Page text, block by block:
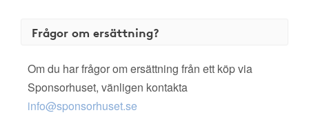
Frågor om ersättning?
Om du har frågor om ersättning från ett köp via
Sponsorhuset, vänligen kontakta
info@sponsorhuset.se